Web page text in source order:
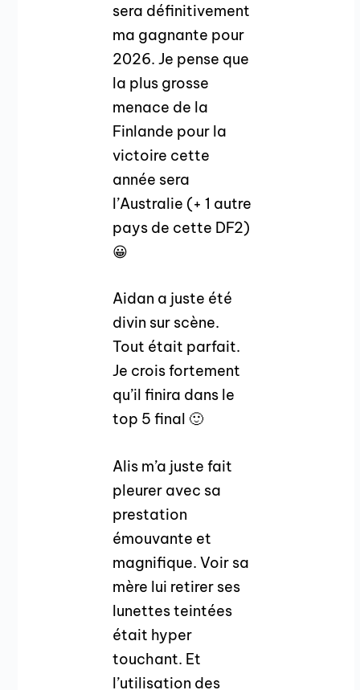
sera définitivement
ma gagnante pour
2026. Je pense que
la plus grosse
menace de la
Finlande pour la
victoire cette
année sera
l’Australie (+ 1 autre
pays de cette DF2)
😀
Aidan a juste été
divin sur scène.
Tout était parfait.
Je crois fortement
qu’il finira dans le
top 5 final 🙂
Alis m’a juste fait
pleurer avec sa
prestation
émouvante et
magnifique. Voir sa
mère lui retirer ses
lunettes teintées
était hyper
touchant. Et
l’utilisation des